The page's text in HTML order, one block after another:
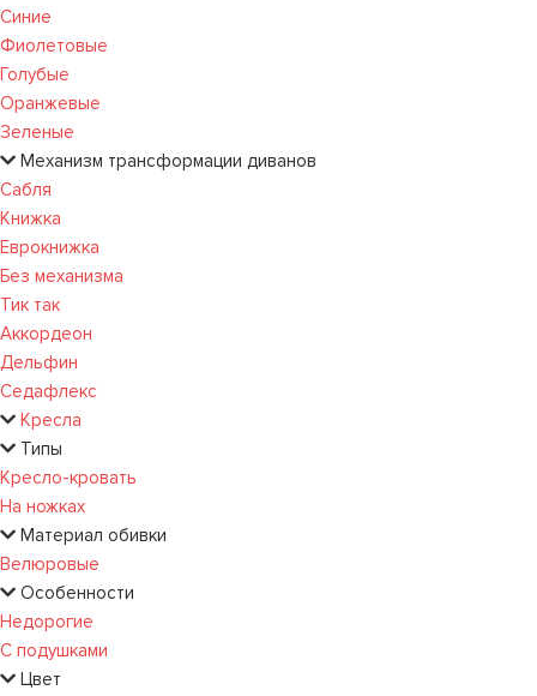
Синие
Фиолетовые
Голубые
Оранжевые
Зеленые
Механизм трансформации диванов
Сабля
Книжка
Еврокнижка
Без механизма
Тик так
Аккордеон
Дельфин
Седафлекс
Кресла
Типы
Кресло-кровать
На ножках
Материал обивки
Велюровые
Особенности
Недорогие
С подушками
Цвет